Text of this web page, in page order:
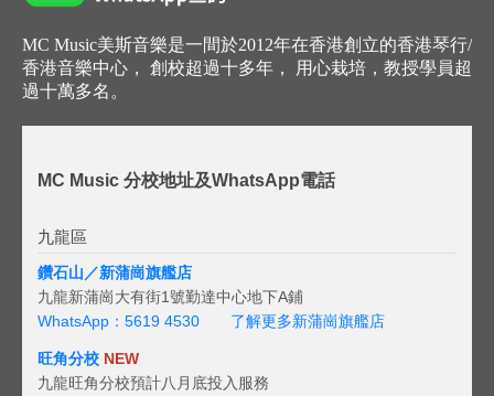
MC Music美斯音樂是一間於2012年在香港創立的香港琴行/
香港音樂中心， 創校超過十多年， 用心栽培，教授學員超
過十萬多名。
MC Music 分校地址及WhatsApp電話
九龍區
鑽石山／新蒲崗旗艦店
九龍新蒲崗大有街1號勤達中心地下A鋪
WhatsApp：5619 4530
了解更多新蒲崗旗艦店
旺角分校 NEW
九龍旺角分校預計八月底投入服務